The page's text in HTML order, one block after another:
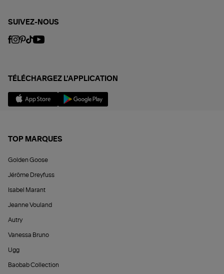
SUIVEZ-NOUS
TÉLÉCHARGEZ L'APPLICATION
TOP MARQUES
Golden Goose
Jérôme Dreyfuss
Isabel Marant
Jeanne Vouland
Autry
Vanessa Bruno
Ugg
Baobab Collection